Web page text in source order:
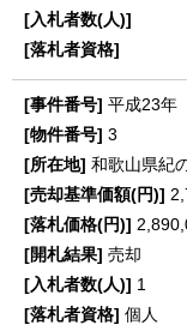
平成23年
3
和歌山県紀
売却
1
個人